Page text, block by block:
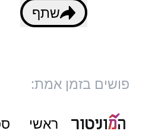
שתף
פושים בזמן אמת:
ראשי